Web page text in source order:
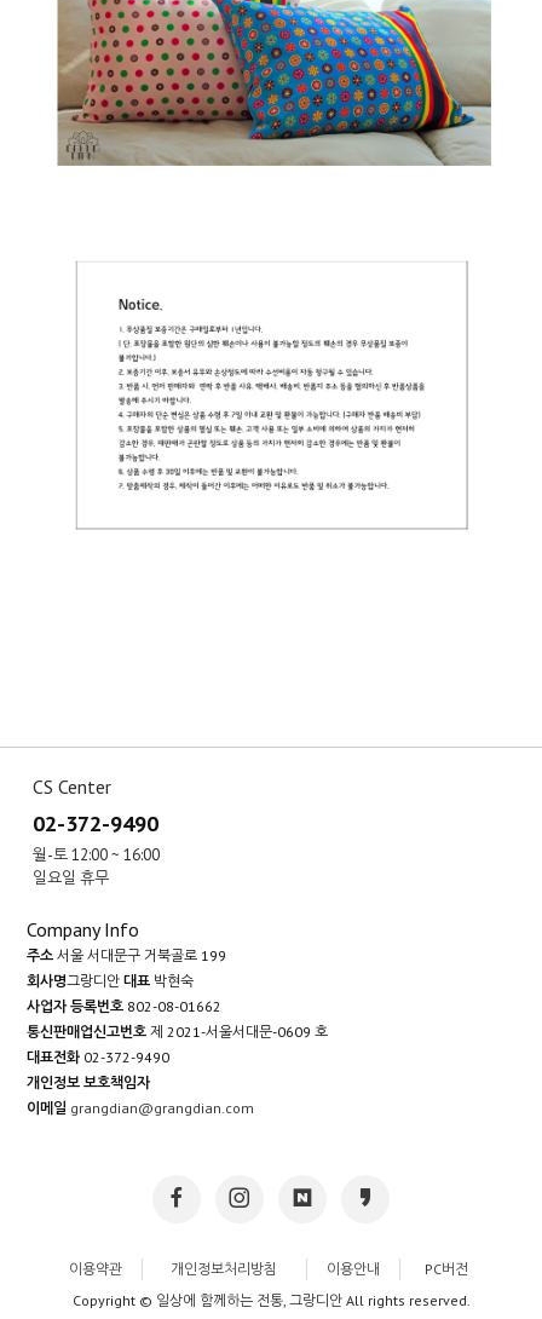
CS Center
02-372-9490
월-토 12:00 ~ 16:00
일요일 휴무
Company Info
주소 서울 서대문구 거북골로 199
회사명그랑디안대표 박현숙
사업자 등록번호 802-08-01662
통신판매업신고번호 제 2021-서울서대문-0609 호
대표전화 02-372-9490
개인정보 보호책임자
이메일 grangdian@grangdian.com
이용약관 개인정보처리방침 이용안내
PC버전
Copyright © 일상에 함께하는 전통, 그랑디안 All rights reserved.